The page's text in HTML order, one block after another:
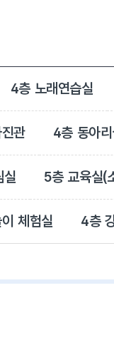
4층 노래연습실
관 4층 동아
실 5층 교육실(
체험실 4층